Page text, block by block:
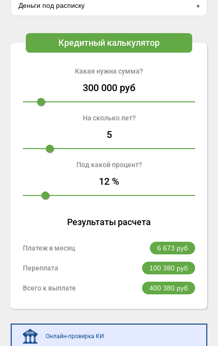
Деньги под расписку
Кредитный калькулятор
Какая нужна сумма?
300 000 руб
На сколько лет?
5
Под какой процент?
12 %
Результаты расчета
Платеж в месяц 6 673 руб
Переплата 100 380руб
Всего к выплате 400 380руб
Онлайн-проверка КИ